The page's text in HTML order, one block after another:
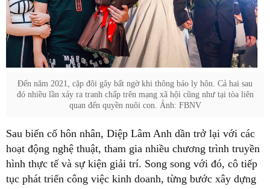
Đến năm 2021, cặp đôi gây bất ngờ khi thông báo ly hôn. Cả hai sau
đó nhiều lần xảy ra tranh chấp trên mạng xã hội cũng như tại tòa liên
quan đến quyền nuôi con. Ảnh: FBNV
Sau biến cố hôn nhân, Diệp Lâm Anh dần trở lại với các
hoạt động nghệ thuật, tham gia nhiều chương trình truyền
hình thực tế và sự kiện giải trí. Song song với đó, cô tiếp
tục phát triển công việc kinh doanh, từng bước xây dựng